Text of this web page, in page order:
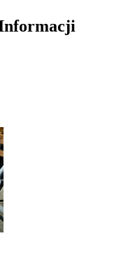
Informacji